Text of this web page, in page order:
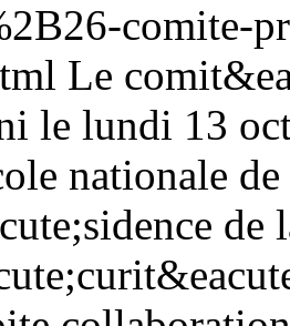
comite-
Le
le lundi 13
nationale